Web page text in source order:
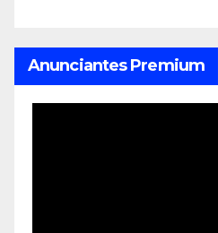
Anunciantes Premium